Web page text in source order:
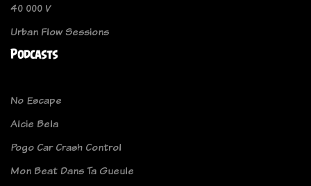
40 000 V
Urban Flow Sessions
Podcasts
No Escape
Alcie Bela
Pogo Car Crash Control
Mon Beat Dans Ta Gueule